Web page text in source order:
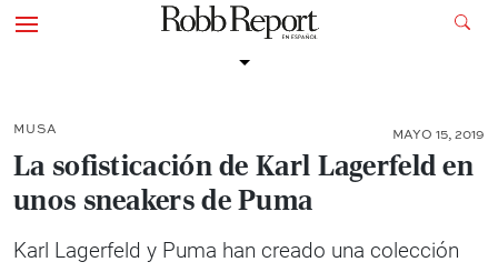
MUSA MAYO 15, 2019
La sofisticación de Karl Lagerfeld en
unos sneakers de Puma
Karl Lagerfeld y Puma han creado una colección